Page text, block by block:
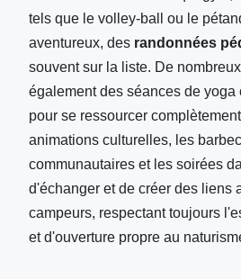
tels que le volley-ball ou le
aventureux, des randonnées
souvent sur la liste. De nombreux
également des séances de yoga
pour se ressourcer
animations culturelles, les
communautaires et les soirées
d'échanger et de créer des liens
campeurs, respectant toujours
et d'ouverture propre au